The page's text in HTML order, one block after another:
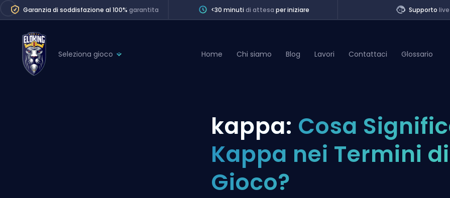
Garanzia di soddisfazione al 100%garantita <30 minutidi attesa per iniziare Supporto live
Seleziona gioco
Division Boost
Coaching
Home Chi siamo Blog Lavori Contattaci Glossario
kappa: Cosa
Kappa nei Termini di
Gioco?